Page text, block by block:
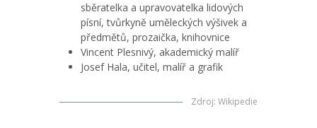
sběratelka a upravovatelka lidových
písní, tvůrkyně uměleckých výšivek a
předmětů, prozaička, knihovnice
Vincent Plesnivý, akademický malíř
Josef Hala, učitel, malíř a grafik
Zdroj: Wikipedie